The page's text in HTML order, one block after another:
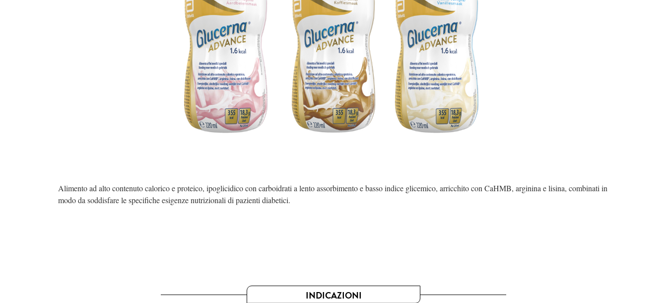
Alimento ad alto contenuto calorico e proteico, ipoglicidico con carboidrati a lento assorbimento e basso indice glicemico, arricchito con CaHMB, arginina e lisina, combinati in
modo da soddisfare le specifiche esigenze nutrizionali di pazienti diabetici.
INDICAZIONI